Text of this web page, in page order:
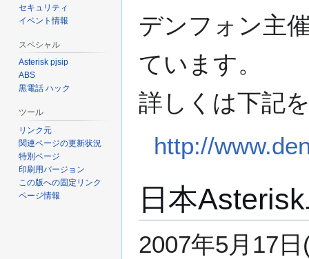
デンフォン主
ています。
詳しくは下記
http://
日本
2007年5月17
セキュリティ
イベント情報
スペシャル
Asterisk pjsip
ABS
黒電話 ハック
ツール
リンク元
関連ページの更新状況
特別ページ
印刷用バージョン
この版への固定リンク
ページ情報